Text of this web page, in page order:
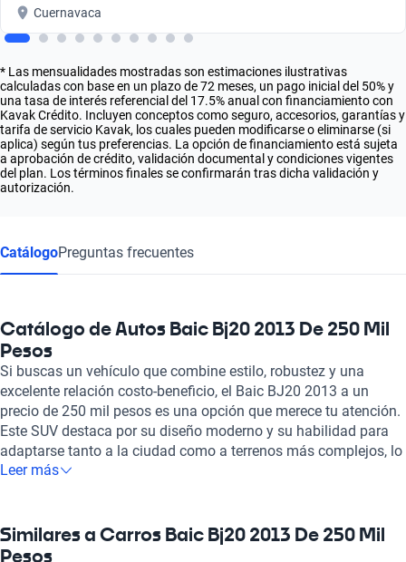
Cuernavaca
* Las mensualidades mostradas son estimaciones ilustrativas
calculadas con base en un plazo de 72 meses, un pago inicial del 50% y
una tasa de interés referencial del 17.5% anual con financiamiento con
Kavak Crédito. Incluyen conceptos como seguro, accesorios, garantías y
tarifa de servicio Kavak, los cuales pueden modificarse o eliminarse (si
aplica) según tus preferencias. La opción de financiamiento está sujeta
a aprobación de crédito, validación documental y condiciones vigentes
del plan. Los términos finales se confirmarán tras dicha validación y
autorización.
CatálogoPreguntas frecuentes
Catálogo de Autos Baic Bj20 2013 De 250 Mil
Pesos
Si buscas un vehículo que combine estilo, robustez y una
excelente relación costo-beneficio, el Baic BJ20 2013 a un
precio de 250 mil pesos es una opción que merece tu atención.
Este SUV destaca por su diseño moderno y su habilidad para
adaptarse tanto a la ciudad como a terrenos más complejos, lo
que lo convierte en una elección adecuada para los aventureros
disfrutan de escapadas o necesitan un vehículo práctico para
el día a día. En Kavak, todos nuestros vehículos, incluido el Baic
Leer más
Similares a Carros Baic Bj20 2013 De 250 Mil
Pesos